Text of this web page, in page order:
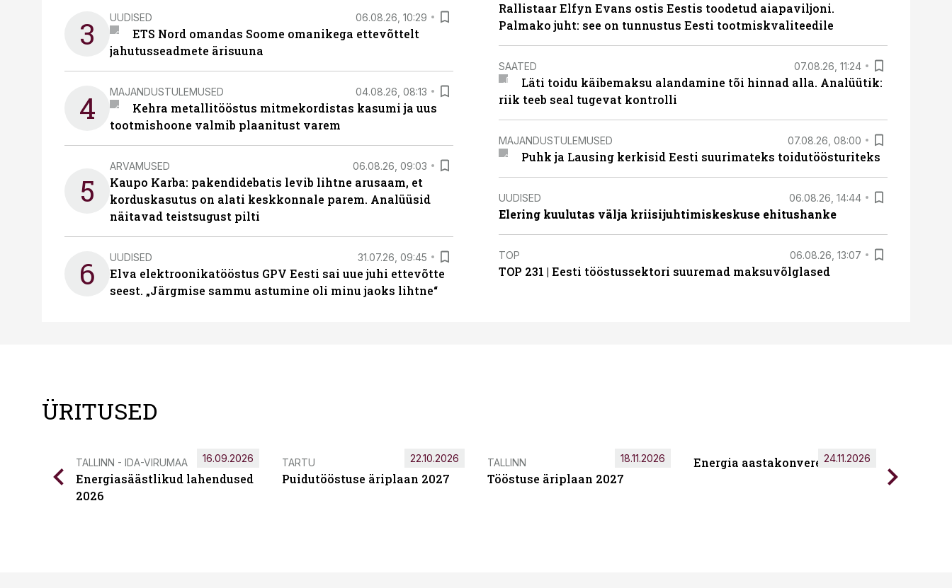
3 UUDISED 06.08.26, 10:29
ETS Nord omandas Soome omanikega ettevõttelt
jahutusseadmete ärisuuna
4 MAJANDUSTULEMUSED 04.08.26, 08:13
Kehra metallitööstus mitmekordistas kasumi ja uus
tootmishoone valmib plaanitust varem
5
ARVAMUSED 06.08.26, 09:03
Kaupo Karba: pakendidebatis levib lihtne arusaam, et
korduskasutus on alati keskkonnale parem. Analüüsid
näitavad teistsugust pilti
6 UUDISED 31.07.26, 09:45
Elva elektroonikatööstus GPV Eesti sai uue juhi ettevõtte
seest. „Järgmise sammu astumine oli minu jaoks lihtne“
Rallistaar Elfyn Evans ostis Eestis toodetud aiapaviljoni.
Palmako juht: see on tunnustus Eesti tootmiskvaliteedile
SAATED 07.08.26, 11:24
Läti toidu käibemaksu alandamine tõi hinnad alla. Analüütik:
riik teeb seal tugevat kontrolli
MAJANDUSTULEMUSED 07.08.26, 08:00
Puhk ja Lausing kerkisid Eesti suurimateks toidutöösturiteks
UUDISED 06.08.26, 14:44
Elering kuulutas välja kriisijuhtimiskeskuse ehitushanke
TOP 06.08.26, 13:07
TOP 231 | Eesti tööstussektori suuremad maksuvõlglased
ÜRITUSED
TALLINN - IDA-VIRUMAA
Energiasäästlikud lahendused
2026
16.09.2026 TARTU
Puidutööstuse äriplaan 2027
22.10.2026 TALLINN
Tööstuse äriplaan 2027
18.11.2026 Energia aastakonverents 2026
24.11.2026